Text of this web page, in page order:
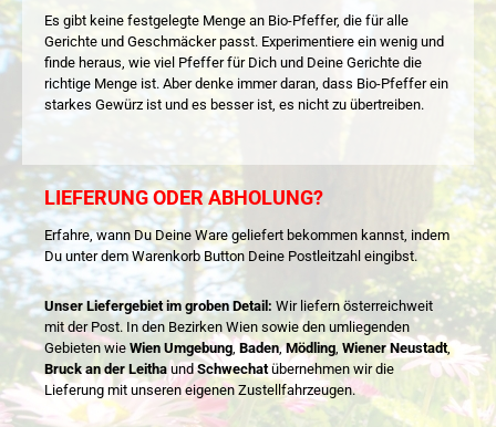
Es gibt keine festgelegte Menge an Bio-Pfeffer, die für alle
Gerichte und Geschmäcker passt. Experimentiere ein wenig und
finde heraus, wie viel Pfeffer für Dich und Deine Gerichte die
richtige Menge ist. Aber denke immer daran, dass Bio-Pfeffer ein
starkes Gewürz ist und es besser ist, es nicht zu übertreiben.
LIEFERUNG ODER ABHOLUNG?
Erfahre, wann Du Deine Ware geliefert bekommen kannst, indem
Du unter dem Warenkorb Button Deine Postleitzahl eingibst.
Unser Liefergebiet im groben Detail: Wir liefern österreichweit
mit der Post. In den Bezirken Wien sowie den umliegenden
Gebieten wie Wien Umgebung, Baden,Mödling Wiener Neustadt,
Bruck an der Leitha undSchwechatübernehmen wir die
Lieferung mit unseren eigenen Zustellfahrzeugen.